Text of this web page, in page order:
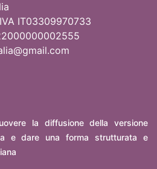
IT03309970733
la diffusione della versione
e dare una forma strutturata e